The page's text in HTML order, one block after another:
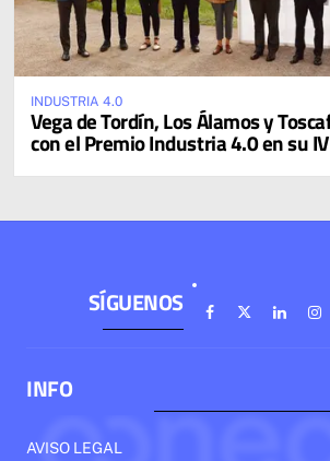
INDUSTRIA 4.0
Vega de Tordín, Los Álamos y
con el Premio Industria 4.0 en su
SÍGUENOS
INFO
AVISO LEGAL